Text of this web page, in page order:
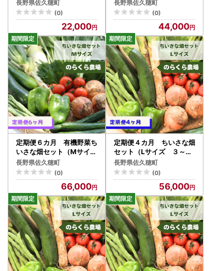
1）
長野県佐久穂町
(0)
22,000
3）
長野県佐久穂町
(0)
44,000
定期便６カ月 有機野菜ち
いさな畑セット（Mサイズ
２～３人前）（NK-T50
4）
長野県佐久穂町
(0)
66,000
定期便４カ月 ちいさな畑
セット（Lサイズ ３～４
人前）（NK-T507）
長野県佐久穂町
(0)
56,000